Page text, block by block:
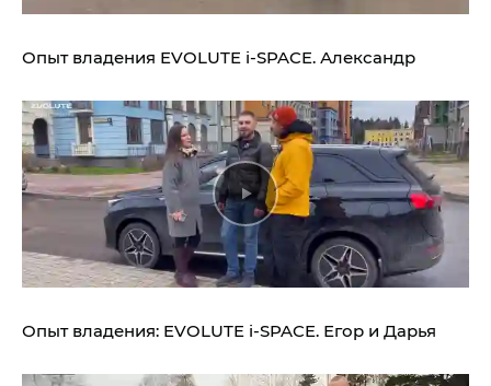
Опыт владения EVOLUTE i‑SPACE. Александр
Опыт владения: EVOLUTE i‑SPACE. Егор и Дарья